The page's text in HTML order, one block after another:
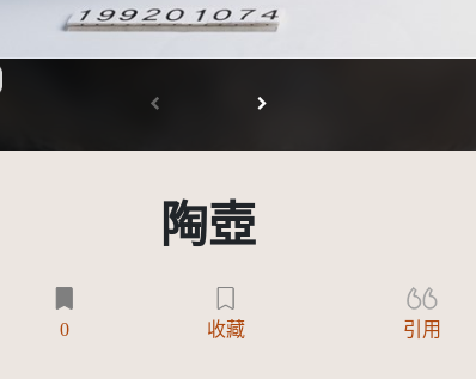
創用CC姓名標示-非商業性 3.0 台灣及其後版本(CC BY-NC 3.0 TW +)
陶壺
0 收藏 引用